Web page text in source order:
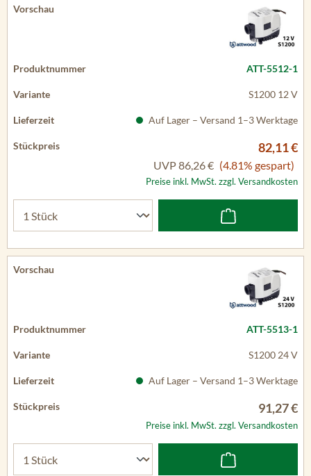
ATT-5512-1
S1200 12 V
Auf Lager – Versand 1–3 Werktage
82,11 €
UVP86,26 € (4.81% gespart)
Preise inkl. MwSt. zzgl. Versandkosten
ATT-5513-1
S1200 24 V
Auf Lager – Versand 1–3 Werktage
91,27 €
Preise inkl. MwSt. zzgl. Versandkosten